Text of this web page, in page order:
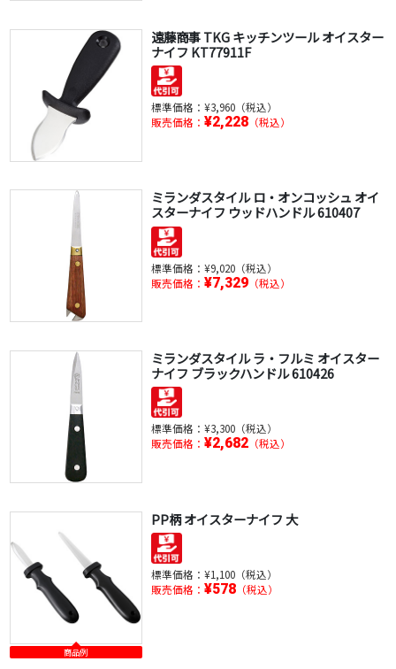
遠藤商事 TKG キッチンツール オイスター
ナイフ KT77911F
標準価格： ¥3,960（税込）
販売価格： ¥2,228（税込）
ミランダスタイル ロ・オンコッシュ オイ
スターナイフ ウッドハンドル 610407
標準価格： ¥9,020（税込）
販売価格： ¥7,329（税込）
ミランダスタイル ラ・フルミ オイスター
ナイフ ブラックハンドル 610426
標準価格： ¥3,300（税込）
販売価格： ¥2,682（税込）
商品例
PP柄 オイスターナイフ 大
標準価格： ¥1,100（税込）
販売価格： ¥578（税込）